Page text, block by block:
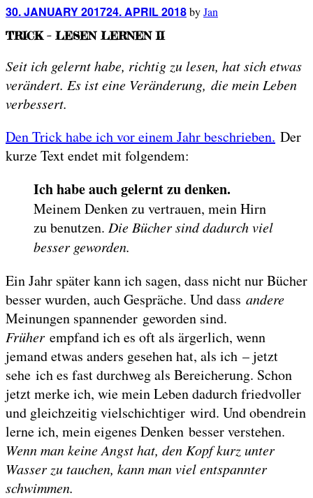
Posted
30. JANUARY 201724. APRIL 2018byJan
TRICK – LESEN LERNEN II
Seit ich gelernt habe, richtig zu lesen, hat sich etwas
verändert. Es ist eine Veränderung, die mein Leben
verbessert.
Den Trick habe ich vor einem Jahr beschrieben. Der
kurze Text endet mit folgendem:
Ich habe auch gelernt zu denken.
Meinem Denken zu vertrauen, mein Hirn
zu benutzen. Die Bücher sind dadurch viel
besser geworden.
Ein Jahr später kann ich sagen, dass nicht nur Bücher
besser wurden, auch Gespräche. Und dass andere
Meinungen spannender geworden sind.
Früher empfand ich es oft als ärgerlich, wenn
jemand etwas anders gesehen hat, als ich – jetzt
sehe ich es fast durchweg als Bereicherung. Schon
jetzt merke ich, wie mein Leben dadurch friedvoller
und gleichzeitig vielschichtiger wird. Und obendrein
lerne ich, mein eigenes Denken besser verstehen.
Wenn man keine Angst hat, den Kopf kurz unter
Wasser zu tauchen, kann man viel entspannter
schwimmen.